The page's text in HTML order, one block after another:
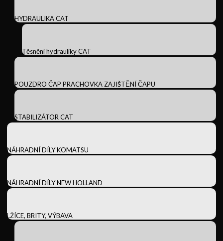
HYDRAULIKA CAT
Těsnění hydrauliky CAT
POUZDRO ČAP PRACHOVKA ZAJIŠTĚNÍ ČAPU
STABILIZÁTOR CAT
NÁHRADNÍ DÍLY KOMATSU
NÁHRADNÍ DÍLY NEW HOLLAND
LŽÍCE, BRITY, VÝBAVA